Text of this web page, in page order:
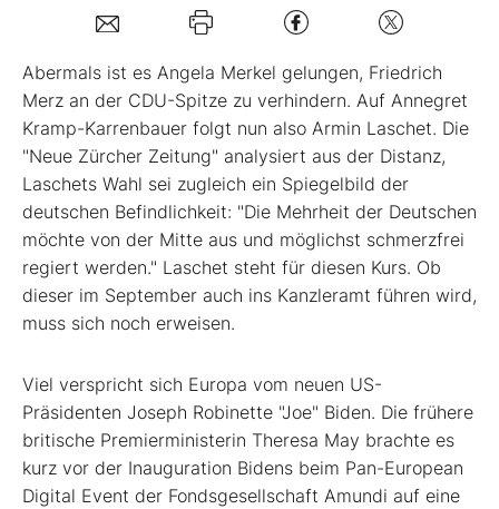
Kontakt
Abermals ist es Angela Merkel gelungen, Friedrich
Merz an der CDU-Spitze zu verhindern. Auf Annegret
Kramp-Karrenbauer folgt nun also Armin Laschet. Die
"Neue Zürcher Zeitung" analysiert aus der Distanz,
Laschets Wahl sei zugleich ein Spiegelbild der
deutschen Befindlichkeit: "Die Mehrheit der Deutschen
möchte von der Mitte aus und möglichst schmerzfrei
regiert werden." Laschet steht für diesen Kurs. Ob
dieser im September auch ins Kanzleramt führen wird,
muss sich noch erweisen.
Viel verspricht sich Europa vom neuen US-
Präsidenten Joseph Robinette "Joe" Biden. Die frühere
britische Premierministerin Theresa May brachte es
kurz vor der Inauguration Bidens beim Pan-European
Digital Event der Fondsgesellschaft Amundi auf eine